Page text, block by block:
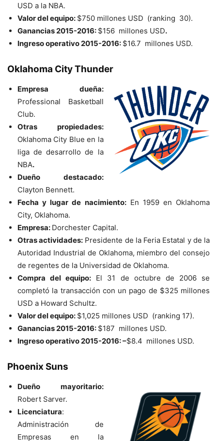
USD a la NBA.
Valor del equipo: $750 millones USD (ranking 30).
Ganancias 2015-2016: $156 millones USD.
Ingreso operativo 2015-2016: $16.7 millones USD.
Oklahoma City Thunder
Empresa dueña:
Professional Basketball
Club.
Otras propiedades:
Oklahoma City Blue en la
liga de desarrollo de la
NBA.
Dueño destacado:
Clayton Bennett.
Fecha y lugar de nacimiento:En 1959 en Oklahoma
City, Oklahoma.
Empresa: Dorchester Capital.
Otras actividades: Presidente de la Feria Estatal y de la
Autoridad Industrial de Oklahoma, miembro del consejo
de regentes de la Universidad de Oklahoma.
Compra del equipo: El 31 de octubre de 2006 se
completó la transacción con un pago de $325 millones
USD a Howard Schultz.
Valor del equipo: $1,025 millones USD (ranking 17).
Ganancias 2015-2016: $187 millones USD.
Ingreso operativo 2015-2016: –$8.4 millones USD.
Phoenix Suns
Dueño mayoritario:
Robert Sarver.
Licenciatura:
Administración de
Empresas en la